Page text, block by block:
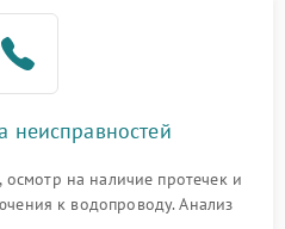
неисправностей
на наличие протечек и
к водопроводу. Анализ